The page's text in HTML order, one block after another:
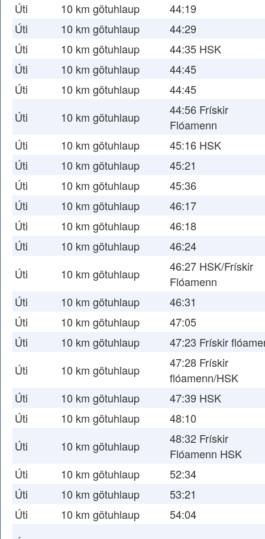
Úti
10 km götuhlaup
44:19
Úti
10 km götuhlaup
44:29
Úti
10 km götuhlaup
44:35 HSK
Úti
10 km götuhlaup
44:45
Úti
10 km götuhlaup
44:45
Úti
10 km götuhlaup
44:56 Frískir
Flóamenn
Úti
10 km götuhlaup
45:16 HSK
Úti
10 km götuhlaup
45:21
Úti
10 km götuhlaup
45:36
Úti
10 km götuhlaup
46:17
Úti
10 km götuhlaup
46:18
Úti
10 km götuhlaup
46:24
Úti
10 km götuhlaup
46:27 HSK/Frískir
Flóamenn
Úti
10 km götuhlaup
46:31
Úti
10 km götuhlaup
47:05
Úti
10 km götuhlaup
47:23 Frískir
Úti
10 km götuhlaup
47:28 Frískir
flóamenn/HSK
Úti
10 km götuhlaup
47:39 HSK
Úti
10 km götuhlaup
48:10
Úti
10 km götuhlaup
48:32 Frískir
Flóamenn HSK
Úti
10 km götuhlaup
52:34
Úti
10 km götuhlaup
53:21
Úti
10 km götuhlaup
54:04